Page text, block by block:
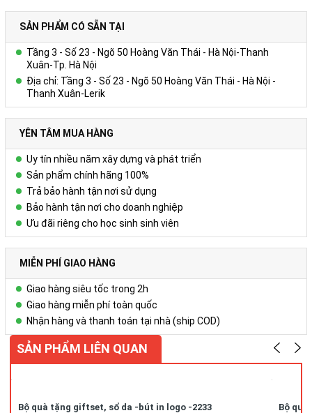
SẢN PHẨM CÓ SẴN TẠI
Tầng 3 - Số 23 - Ngõ 50 Hoàng Văn Thái - Hà Nội-Thanh
Xuân-Tp. Hà Nội
Địa chỉ: Tầng 3 - Số 23 - Ngõ 50 Hoàng Văn Thái - Hà Nội -
Thanh Xuân-Lerik
YÊN TÂM MUA HÀNG
Uy tín nhiều năm xây dựng và phát triển
Sản phẩm chính hãng 100%
Trả bảo hành tận nơi sử dụng
Bảo hành tận nơi cho doanh nghiệp
Ưu đãi riêng cho học sinh sinh viên
MIỄN PHÍ GIAO HÀNG
Giao hàng siêu tốc trong 2h
Giao hàng miễn phí toàn quốc
Nhận hàng và thanh toán tại nhà (ship COD)
SẢN PHẨM LIÊN QUAN
Bộ quà tặng giftset, sổ da -bút in logo -2233 Bộ